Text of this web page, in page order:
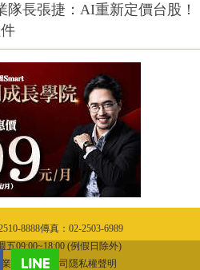
隊長張捷：AI重新定價台股！
8888傳真：02-2503-6989
五09:00~18:00 (例假日除外)
股份有限公司隱私權聲明